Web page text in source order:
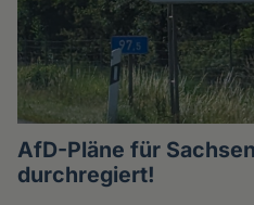
AfD-Pläne für
durchregiert!